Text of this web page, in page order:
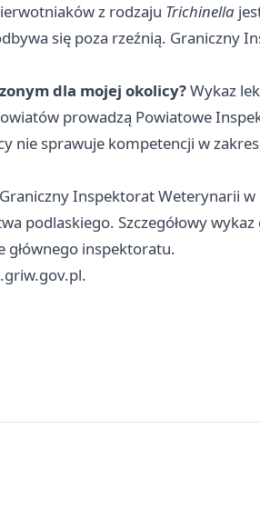
z rodzaju Trichinella
się poza rzeźnią. Graniczny
dla mojej okolicy?Wykaz
prowadzą Powiatowe
nie sprawuje kompetencji w
Graniczny Inspektorat Weterynarii
podlaskiego. Szczegółowy
głównego inspektoratu.